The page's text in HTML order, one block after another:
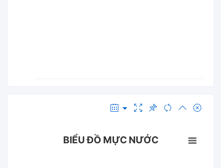
BIỂU ĐỒ MỰC NƯỚC